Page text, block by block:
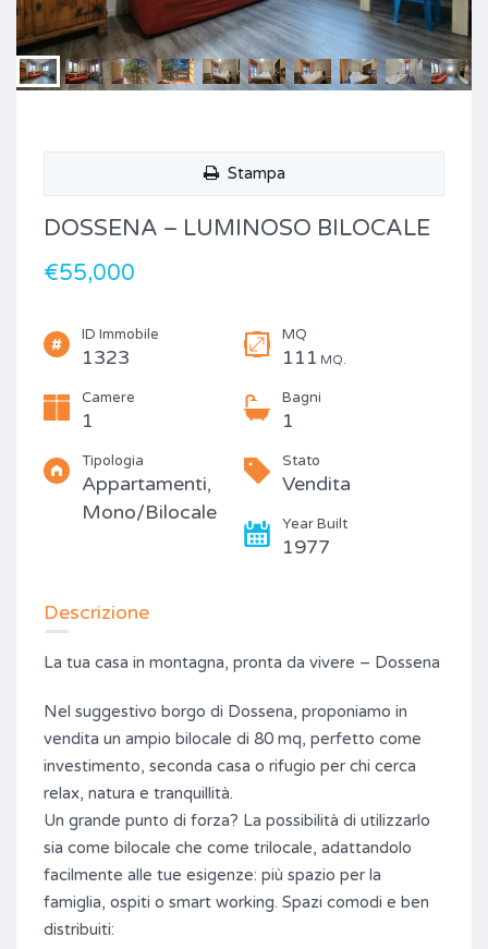
Stampa
DOSSENA – LUMINOSO BILOCALE
€55,000
ID Immobile
1323
MQ
111 MQ.
Camere
1
Bagni
1
Tipologia
Appartamenti,
Mono/Bilocale
Stato
Vendita
Year Built
1977
Descrizione
La tua casa in montagna, pronta da vivere – Dossena
Nel suggestivo borgo di Dossena, proponiamo in
vendita un ampio bilocale di 80 mq, perfetto come
investimento, seconda casa o rifugio per chi cerca
relax, natura e tranquillità.
Un grande punto di forza? La possibilità di utilizzarlo
sia come bilocale che come trilocale, adattandolo
facilmente alle tue esigenze: più spazio per la
famiglia, ospiti o smart working. Spazi comodi e ben
distribuiti: